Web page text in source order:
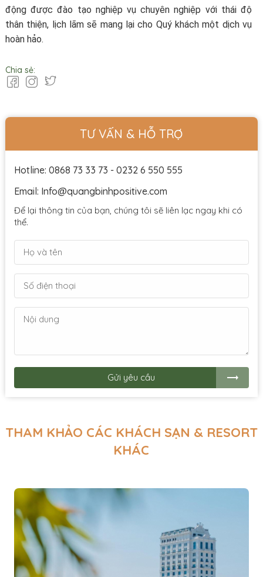
động được đào tạo nghiệp vụ chuyên nghiệp với thái độ
thân thiện, lịch lãm sẽ mang lại cho Quý khách một dịch vụ
hoàn hảo.
Chia sẻ:
TƯ VẤN & HỖ TRỢ
Hotline: 0868 73 33 73 - 0232 6 550 555
Email: Info@quangbinhpositive.com
Để lại thông tin của bạn, chúng tôi sẽ liên lạc ngay khi có
thể.
Gửi yêu cầu
THAM KHẢO CÁC KHÁCH SẠN & RESORT
KHÁC